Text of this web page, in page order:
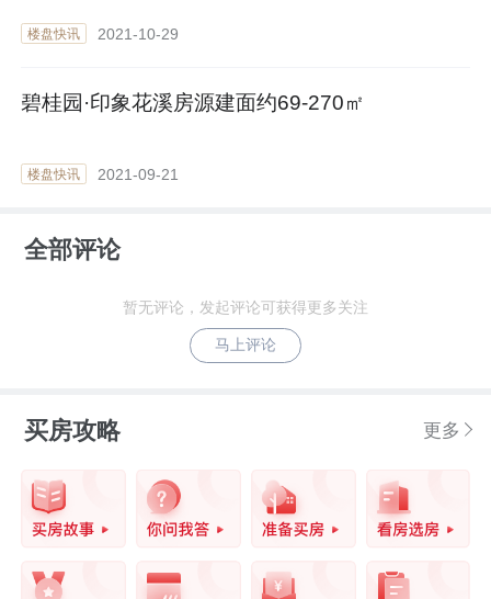
楼盘快讯 2021-10-29
碧桂园·印象花溪房源建面约69-270㎡
楼盘快讯 2021-09-21
全部评论
暂无评论，发起评论可获得更多关注
马上评论
买房攻略 更多